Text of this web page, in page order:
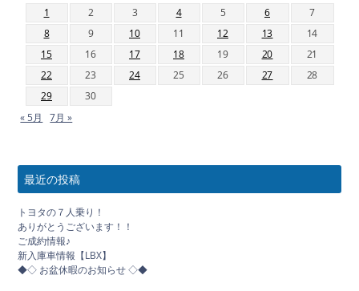
1
2 3 4 5 6
7
8
9 10 11 12 13
14
15
16 17 18 19 20
21
22
23 24 25 26 27
28
29
30
« 5月
7月 »
最近の投稿
トヨタの７人乗り！
ありがとうございます！！
ご成約情報♪
新入庫車情報【LBX】
◆◇ お盆休暇のお知らせ ◇◆